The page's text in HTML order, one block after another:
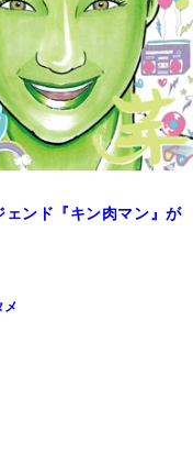
ンド『キン肉マン』が
メ